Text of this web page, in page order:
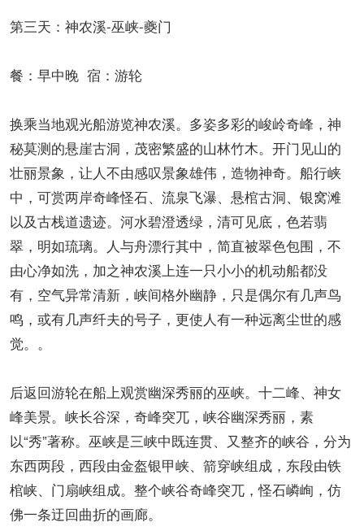
第三天：神农溪-巫峡-夔门
餐：早中晚 宿：游轮
换乘当地观光船游览神农溪。多姿多彩的峻岭奇峰，神
秘莫测的悬崖古洞，茂密繁盛的山林竹木。开门见山的
壮丽景象，让人不由感叹景象雄伟，造物神奇。船行峡
中，可赏两岸奇峰怪石、流泉飞瀑、悬棺古洞、银窝滩
以及古栈道遗迹。河水碧澄透绿，清可见底，色若翡
翠，明如琉璃。人与舟漂行其中，简直被翠色包围，不
由心净如洗，加之神农溪上连一只小小的机动船都没
有，空气异常清新，峡间格外幽静，只是偶尔有几声鸟
鸣，或有几声纤夫的号子，更使人有一种远离尘世的感
觉。。
后返回游轮在船上观赏幽深秀丽的巫峡。十二峰、神女
峰美景。峡长谷深，奇峰突兀，峡谷幽深秀丽，素
以“秀”著称。巫峡是三峡中既连贯、又整齐的峡谷，分为
东西两段，西段由金盔银甲峡、箭穿峡组成，东段由铁
棺峡、门扇峡组成。整个峡谷奇峰突兀，怪石嶙峋，仿
佛一条迂回曲折的画廊。